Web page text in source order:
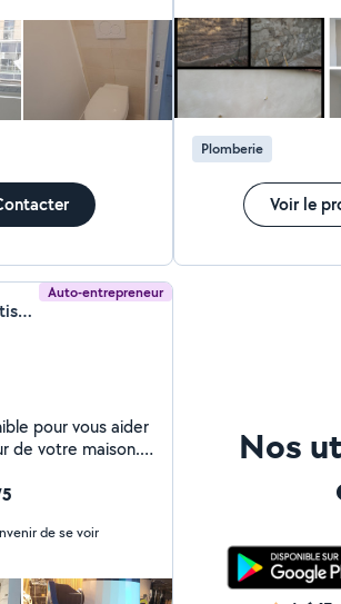
qui est tout indiqué.
Plomberie
Voir le
Auto-entrepreneur
Melvin Selmana (Ms multiservice)
pour vous aider
de votre maison.
variées,
entretien
Travail
de se voir
Nos